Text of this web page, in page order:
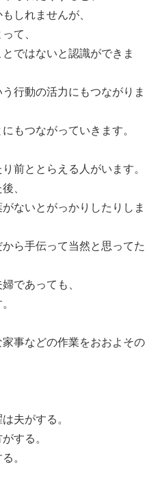
しれませんが、
て、
ではないと認識ができま
行動の活力にもつながりま
もつながっていきます。
前ととらえる人がいます。
、
ないとがっかりしたりしま
ら手伝って当然と思ってた
であっても、
事などの作業をおおよその
夫がする。
する。
。